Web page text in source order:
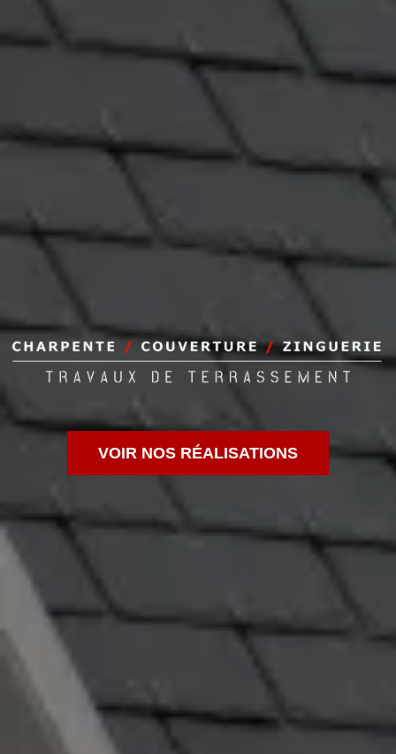
VOIR NOS RÉALISATIONS